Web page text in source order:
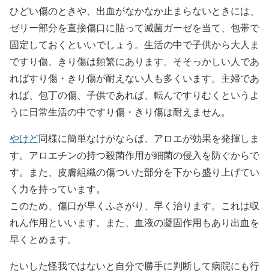
ひどい傷のときや、出血がなかなか止まらないときには、
ゼリー部分を直接傷口に貼って滅菌ガーゼを当て、包帯で
固定しておくといいでしょう。生活の中で子供から大人ま
ですり傷、きり傷は頻繁にあります。そそっかしい人であ
ればすり傷・きり傷が耐えない人も多くいます。主婦であ
れば、包丁の傷、子供であれば、転んですりむくというよ
うに日常生活の中ですり傷・きり傷は耐えません。
やけど同様に簡単なけがならば、アロエが効果を発揮しま
す。アロエチンの持つ殺菌作用が細菌の侵入を防ぐからで
す。また、皮膚組織の傷ついた部分を下から盛り上げてい
く力を持っています。
このため、傷口が早くふさがり、早く治ります。これは収
れん作用といいます。また、血液の凝固作用もあり出血を
早くとめます。
たいした怪我ではないと自分で勝手に判断して病院にも行